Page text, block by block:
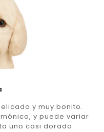
y muy bonito.
y puede variar
uno casi dorado.